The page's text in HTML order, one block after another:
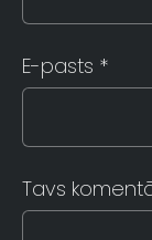
E-pasts *
Tavs